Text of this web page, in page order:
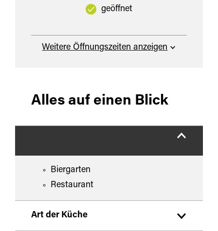
Weitere Öffnungszeiten anzeigen
geöffnet
Alles auf einen Blick
Biergarten
Restaurant
Art der Küche